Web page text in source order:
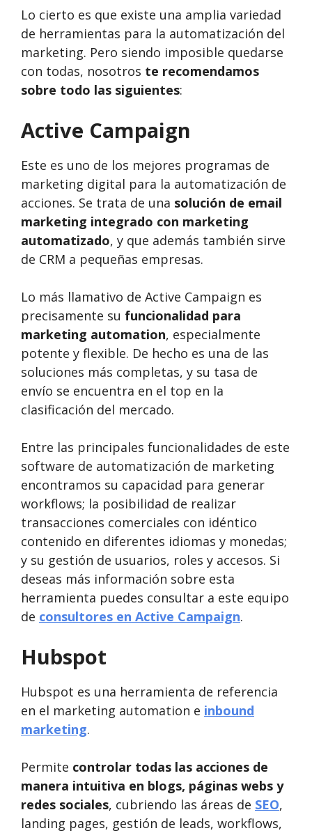
Lo cierto es que existe una amplia variedad
de herramientas para la automatización del
marketing. Pero siendo imposible quedarse
con todas, nosotros te recomendamos
sobre todo las siguientes:
Active Campaign
Este es uno de los mejores programas de
marketing digital para la automatización de
acciones. Se trata de una solución de email
marketing integrado con marketing
automatizado, y que además también sirve
de CRM a pequeñas empresas.
Lo más llamativo de Active Campaign es
precisamente su funcionalidad para
marketing automation, especialmente
potente y flexible. De hecho es una de las
soluciones más completas, y su tasa de
envío se encuentra en el top en la
clasificación del mercado.
Entre las principales funcionalidades de este
software de automatización de marketing
encontramos su capacidad para generar
workflows; la posibilidad de realizar
transacciones comerciales con idéntico
contenido en diferentes idiomas y monedas;
y su gestión de usuarios, roles y accesos. Si
deseas más información sobre esta
herramienta puedes consultar a este equipo
de consultores en Active Campaign.
Hubspot
Hubspot es una herramienta de referencia
en el marketing automation e inbound
marketing.
Permite controlar todas las acciones de
manera intuitiva en blogs, páginas webs y
redes sociales, cubriendo las áreas de SEO,
landing pages, gestión de leads, workflows,